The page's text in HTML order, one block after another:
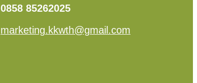
0858 85262025
marketing.kkwth@gmail.com